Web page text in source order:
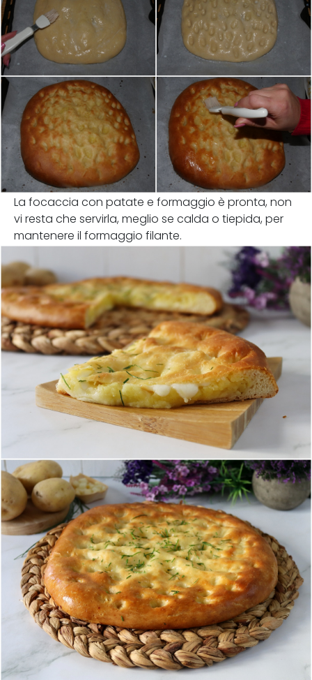
La focaccia con patate e formaggio è pronta, non
vi resta che servirla, meglio se calda o tiepida, per
mantenere il formaggio filante.